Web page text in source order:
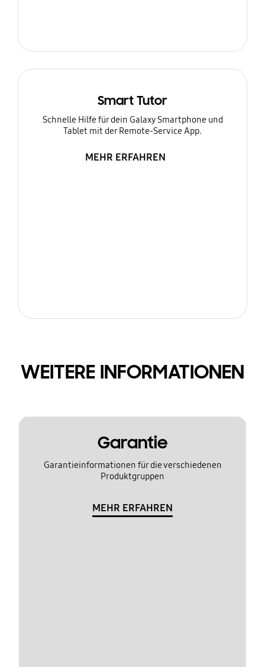
Smart Tutor
Schnelle Hilfe für dein Galaxy Smartphone und
Tablet mit der Remote-Service App.
MEHR ERFAHREN
WEITERE INFORMATIONEN
Garantie
Garantieinformationen für die verschiedenen
Produktgruppen
MEHR ERFAHREN